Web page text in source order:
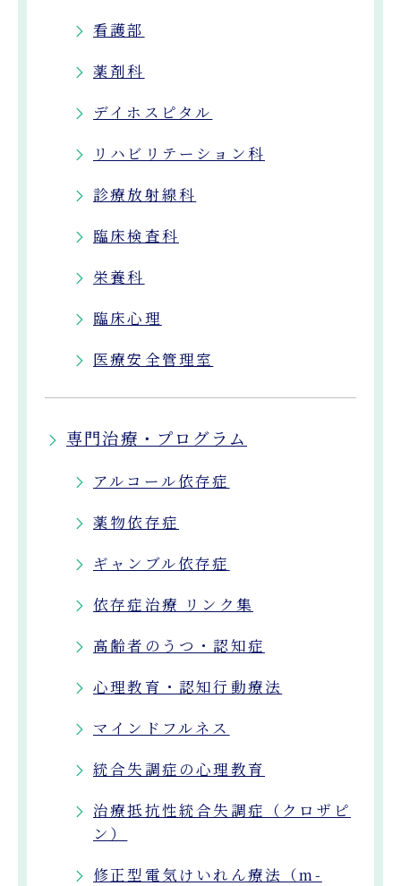
看護部
薬剤科
デイホスピタル
リハビリテーション科
診療放射線科
臨床検査科
栄養科
臨床心理
医療安全管理室
専門治療・プログラム
アルコール依存症
薬物依存症
ギャンブル依存症
依存症治療 リンク集
高齢者のうつ・認知症
心理教育・認知行動療法
マインドフルネス
統合失調症の心理教育
治療抵抗性統合失調症（クロザピ
ン）
修正型電気けいれん療法（m-